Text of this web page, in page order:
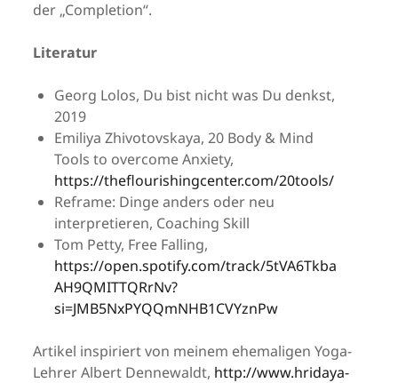
der „Completion“.
Literatur
Georg Lolos, Du bist nicht was Du denkst,
2019
Emiliya Zhivotovskaya, 20 Body & Mind
Tools to overcome Anxiety,
https://theflourishingcenter.com/20tools/
Reframe: Dinge anders oder neu
interpretieren, Coaching Skill
Tom Petty, Free Falling,
https://open.spotify.com/track/5tVA6Tkba
AH9QMITTQRrNv?
si=JMB5NxPYQQmNHB1CVYznPw
Artikel inspiriert von meinem ehemaligen Yoga-
Lehrer Albert Dennewaldt, http://www.hridaya-